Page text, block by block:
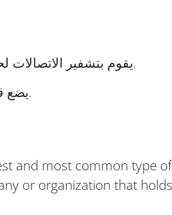
يقوم بتشفير الاتصالات لحماية المعلومات الحساسة التي يقدمها عملاؤك.
يضع قفلًا بجوار عنوان الويب الخاص بك في المتصفح.
and most common type of
or organization that